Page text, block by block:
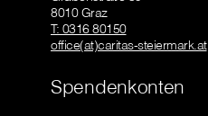
8010 Graz
T: 0316 80150
office(at)caritas-steiermark.at
Spendenkonten